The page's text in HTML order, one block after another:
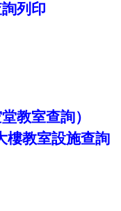
列印
教室查詢）
樓教室設施查詢